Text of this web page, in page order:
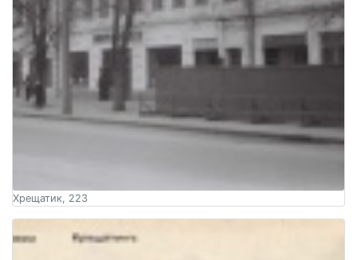
Хрещатик, 223